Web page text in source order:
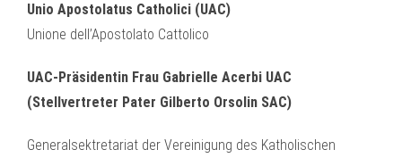
Unio Apostolatus Catholici (UAC)
Unione dell’Apostolato Cattolico
UAC-Präsidentin Frau Gabrielle Acerbi UAC
(Stellvertreter Pater Gilberto Orsolin SAC)
Generalsektretariat der Vereinigung des Katholischen